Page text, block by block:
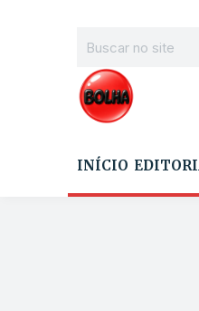
INÍCIO